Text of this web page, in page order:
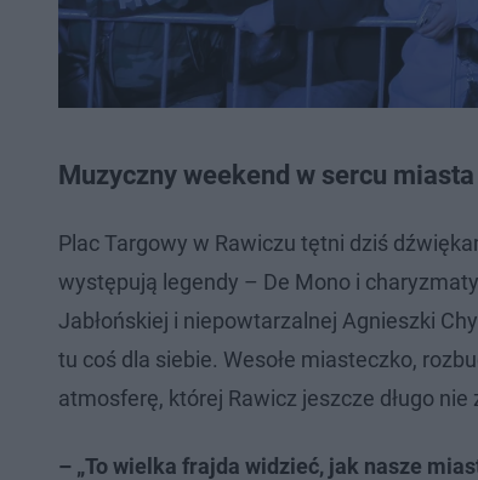
Muzyczny weekend w sercu miasta
Plac Targowy w Rawiczu tętni dziś
występują legendy – De Mono i
Jabłońskiej i niepowtarzalnej Agnieszki
tu coś dla siebie. Wesołe miasteczko,
atmosferę, której Rawicz jeszcze długo nie
– „To wielka frajda widzieć, jak nasze